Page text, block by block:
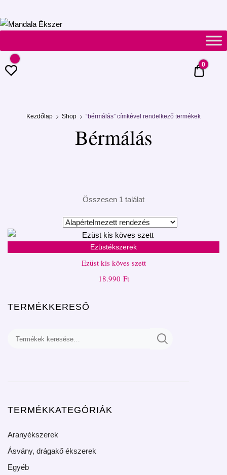
Mandala
Ékszer
0 Ft
0
Kezdőlap Shop “bérmálás” címkével rendelkező termékek
Bérmálás
Összesen 1 találat
Ezüstékszerek
Ezüst kis köves szett
18.990 Ft
TERMÉKKERESŐ
TERMÉKKATEGÓRIÁK
Aranyékszerek
Ásvány, drágakő ékszerek
Egyéb